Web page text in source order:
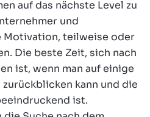
auf das nächste Level zu
und
Motivation, teilweise oder
Die beste Zeit, sich nach
ist, wenn man auf einige
kann und die
ist.